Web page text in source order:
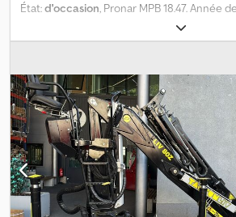
État:d'occasion, Pronar MPB 18.47. Année
Heures de fonctionnement : 4565. Poids : 12
normes CE. Essieux ADR de 6,5 tonnes.
en acier. Système de graissage centralisé.
C3.4B. Bande latérale à sortie des deux
transporteuse fonctionnant des deux côtés.
Télécommande radio. Pneumatiques : 435/
11 000 mm. l : 2 550 mm. H : 3 850 mm. N°
conditions générales de vente de Heinhuis
les annonces, offres et devis de Heinhuis,
contrats conclus par Heinhuis et aux
précédées. En prenant contact avec nous,
l'application des conditions générales de